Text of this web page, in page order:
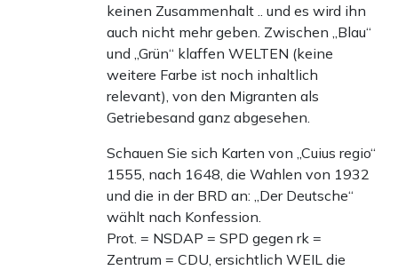
keinen Zusammenhalt .. und es wird ihn
auch nicht mehr geben. Zwischen „Blau“
und „Grün“ klaffen WELTEN (keine
weitere Farbe ist noch inhaltlich
relevant), von den Migranten als
Getriebesand ganz abgesehen.
Schauen Sie sich Karten von „Cuius regio“
1555, nach 1648, die Wahlen von 1932
und die in der BRD an: „Der Deutsche“
wählt nach Konfession.
Prot. = NSDAP = SPD gegen rk =
Zentrum = CDU, ersichtlich WEIL die